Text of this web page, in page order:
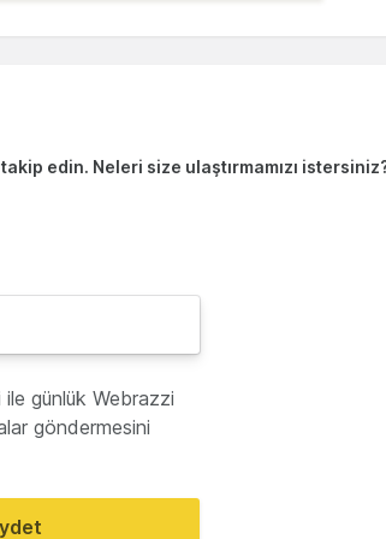
edin. Neleri size ulaştırmamızı
günlük Webrazzi
göndermesini